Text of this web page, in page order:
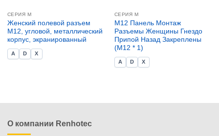
СЕРИЯ М
Женский полевой разъем
M12, угловой, металлический
корпус, экранированный
A D X
СЕРИЯ М
M12 Панель Монтаж
Разъемы Женщины Гнездо
Припой Назад Закреплены
(M12 * 1)
A D X
О компании Renhotec